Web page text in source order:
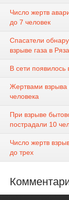
Число жертв
до 7 человек
Спасатели
взрыве газа в
В сети появилось
Жертвами взрыва
человека
При взрыве
пострадали 10
Число жертв
до трех